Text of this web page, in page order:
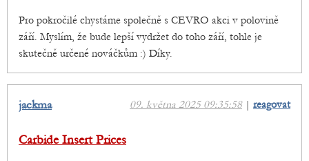
Pro pokročilé chystáme společně s CEVRO akci v polovině
září. Myslím, že bude lepší vydržet do toho září, tohle je
skutečně určené nováčkům :) Díky.
09. května 2025 09:35:58| reagovat
jackma
Carbide Insert Prices